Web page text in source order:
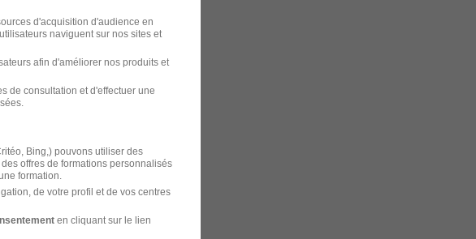
d'acquisition d'audience en
naviguent sur nos sites et
afin d'améliorer nos produits et
de consultation et d'effectuer une
Bing,) pouvons utiliser des
offres de formations personnalisés
formation.
de votre profil et de vos centres
en cliquant sur le lien